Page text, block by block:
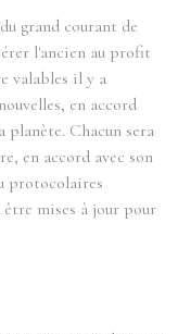
grand courant de
l'ancien au profit
valables il y a
en accord
Chacun sera
en accord avec son
protocolaires
mises à jour pour